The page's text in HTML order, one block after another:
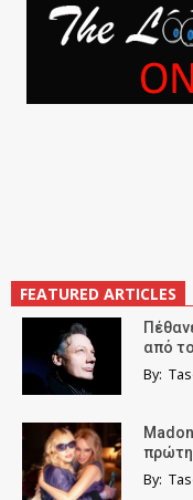
FEATURED ARTICLES
από
By:
πρώτη
By: